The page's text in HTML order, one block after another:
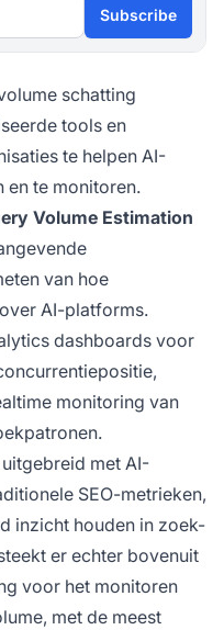
Subscribe
schatting
tools en
te helpen AI-
en te monitoren.
Volume Estimation
van hoe
AI-platforms.
dashboards voor
monitoring van
met AI-
SEO-metrieken,
inzicht houden in zoek-
er echter bovenuit
voor het monitoren
met de meest